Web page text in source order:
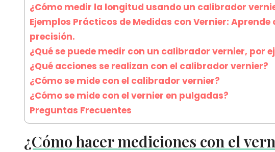
¿Cómo medir la longitud usando un calibrador
Ejemplos Prácticos de Medidas con Vernier:
precisión.
¿Qué se puede medir con un calibrador vernier, por
¿Qué acciones se realizan con el calibrador vernier?
¿Cómo se mide con el calibrador vernier?
¿Cómo se mide con el vernier en pulgadas?
Preguntas Frecuentes
¿Cómo hacer mediciones con el